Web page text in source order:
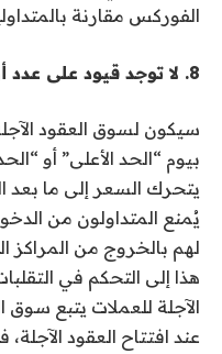
الفوركس مقارنة
8. لا توجد قيود على عدد أو نوع المعاملات.
سيكون لسوق العقود
بيوم “الحد الأعلى” أو
يتحرك السعر إلى ما بعد
يُمنع المتداولون من
لهم بالخروج من المراكز
هذا إلى التحكم في
الآجلة للعملات يتبع سوق
عند افتتاح العقود